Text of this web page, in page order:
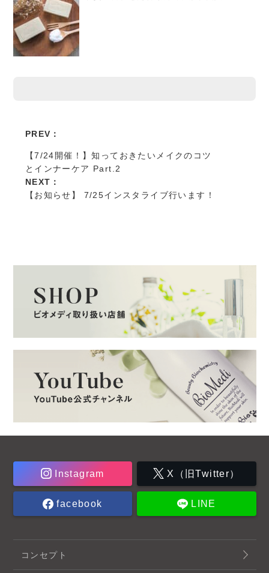
PREV：
【7/24開催！】知っておきたいメイクのコツ
とインナーケア Part.2
NEXT：
【お知らせ】 7/25インスタライブ行います！
Instagram X（旧Twitter）
facebook LINE
コンセプト